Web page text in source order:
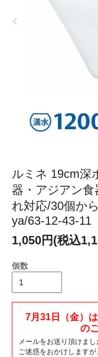
ルミネ 19cm深
器・アジアン
れ対応/30個か
ya/63-12-43-11
1,050円(税込
個数
7月31日（金）
の
メールをお送り頂けま
ご迷惑をおかけします